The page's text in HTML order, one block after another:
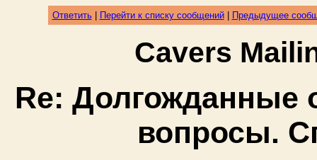
Ответить| Перейти к списку сообщений| Предыдущее
Cavers
Re: Долгожданные
вопросы.